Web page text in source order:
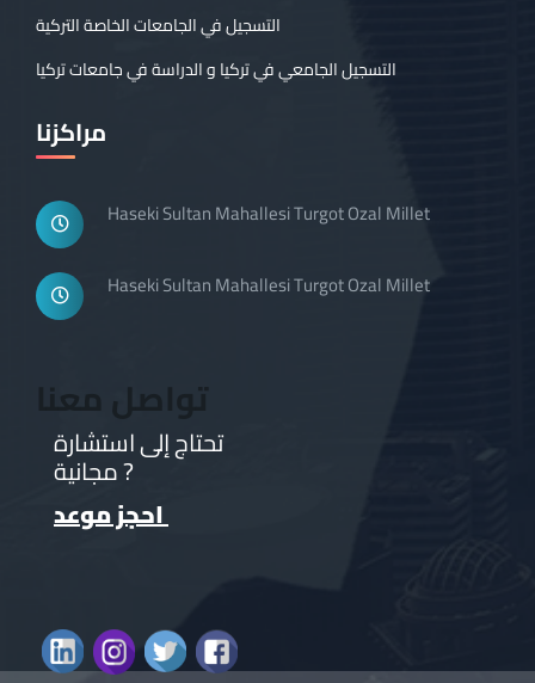
التسجيل في الجامعات الخاصة التركية
التسجيل الجامعي في تركيا و الدراسة في جامعات تركيا
مراكزنا
Haseki Sultan Mahallesi Turgot Ozal Millet
Haseki Sultan Mahallesi Turgot Ozal Millet
تواصل معنا
تحتاج إلى استشارة
مجانية ?
احجز موعد